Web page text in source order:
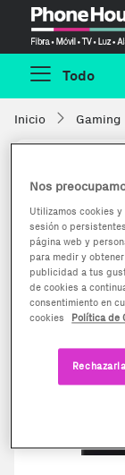
Todo
Inicio Gaming
Nos
Utilizamos cookies
sesión o
página web y
para medir y
publicidad a tus
de cookies a
consentimiento en
cookies
Política de